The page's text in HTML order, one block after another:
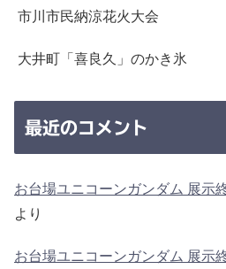
市川市民納涼花火大会
大井町「喜良久」のかき氷
最近のコメント
お台場ユニコーンガンダム 展示
より
お台場ユニコーンガンダム 展示